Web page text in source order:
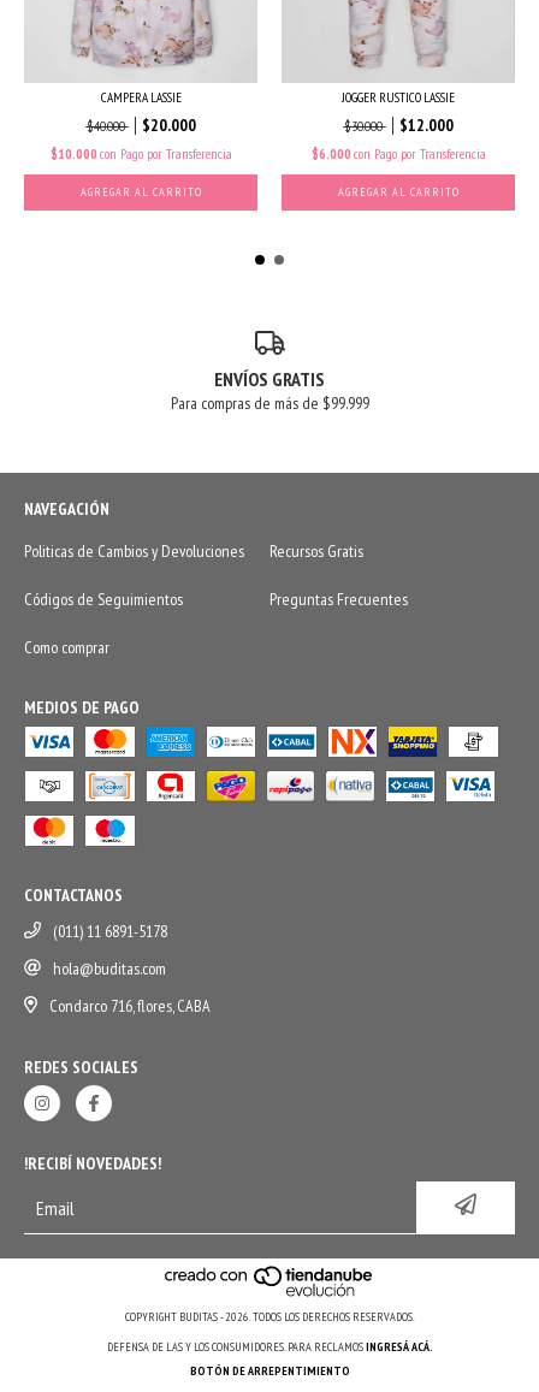
CAMPERA LASSIE
$40.000 $20.000
$10.000 con Pago por Transferencia
AGREGAR AL CARRITO
JOGGER RUSTICO LASSIE
$30.000 $12.000
$6.000 con Pago por Transferencia
AGREGAR AL CARRITO
ENVÍOS GRATIS
Para compras de más de $99.999
NAVEGACIÓN
Politicas de Cambios y Devoluciones
Recursos Gratis
Códigos de Seguimientos Preguntas Frecuentes
Como comprar
MEDIOS DE PAGO
CONTACTANOS
(011) 11 6891-5178
hola@buditas.com
Condarco 716, flores, CABA
REDES SOCIALES
!RECIBÍ NOVEDADES!
COPYRIGHT BUDITAS - 2026. TODOS LOS DERECHOS RESERVADOS.
DEFENSA DE LAS Y LOS CONSUMIDORES. PARA RECLAMOSINGRESÁ ACÁ.
BOTÓN DE ARREPENTIMIENTO